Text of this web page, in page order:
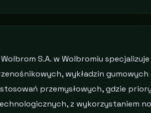
S.A. w Wolbromiu specjalizuje
wykładzin gumowych
przemysłowych, gdzie
z wykorzystaniem